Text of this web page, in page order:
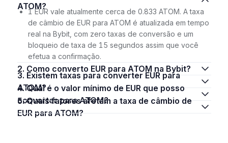
ATOM?
1 EUR vale atualmente cerca de 0.833 ATOM. A taxa
de câmbio de EUR para ATOM é atualizada em tempo
real na Bybit, com zero taxas de conversão e um
bloqueio de taxa de 15 segundos assim que você
efetua a confirmação.
2. Como converto EUR para ATOM na Bybit?
3. Existem taxas para converter EUR para
ATOM?
4. Qual é o valor mínimo de EUR que posso
converter para ATOM?
5. Quais fatores afetam a taxa de câmbio de
EUR para ATOM?